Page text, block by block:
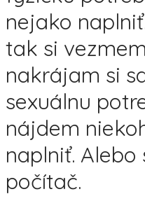
nejako
tak si
nakrájam si
sexuálnu
nájdem
naplniť. Alebo
počítač.